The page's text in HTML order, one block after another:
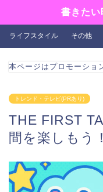
書きた
ライフスタイル その他
本ページはプロモーショ
トレンド・テレビ(PRあり)
THE FIRST
間を楽しもう！